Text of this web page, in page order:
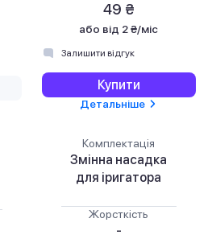
49 ₴
або від 2 ₴/міс
Залишити відгук
Купити
Детальніше
Комплектація
Змінна насадка
для іригатора
Жорсткість
-